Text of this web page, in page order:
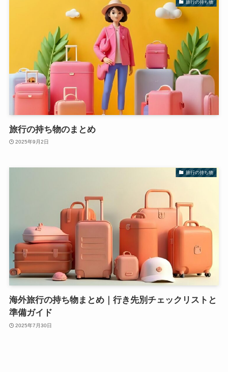
旅行の持ち物
旅行の持ち物のまとめ
2025年9月2日
旅行の持ち物
海外旅行の持ち物まとめ｜行き先別チェックリストと
準備ガイド
2025年7月30日